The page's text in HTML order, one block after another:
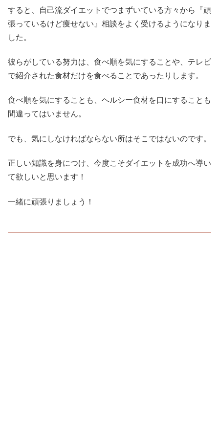
すると、自己流ダイエットでつまずいている方々から『頑
張っているけど痩せない』相談をよく受けるようになりま
した。
彼らがしている努力は、食べ順を気にすることや、テレビ
で紹介された食材だけを食べることであったりします。
食べ順を気にすることも、ヘルシー食材を口にすることも
間違ってはいません。
でも、気にしなければならない所はそこではないのです。
正しい知識を身につけ、今度こそダイエットを成功へ導い
て欲しいと思います！
一緒に頑張りましょう！